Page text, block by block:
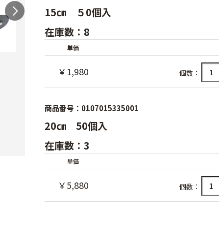
AGトンネル支柱
￥10,850
プラ杭
￥90
15㎝ ５0個入
在庫数：8
単価
￥1,980 個数：
商品番号：0107015335001
20㎝ 50個入
在庫数：3
単価
￥5,880 個数：